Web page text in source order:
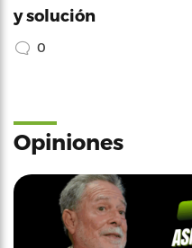
y solución
0
Opiniones